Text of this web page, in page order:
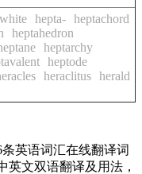
hepta- heptachord
heptahedron
heptarchy
heptode
heraclitus herald
英语词汇在线翻译词
英文双语翻译及用法，